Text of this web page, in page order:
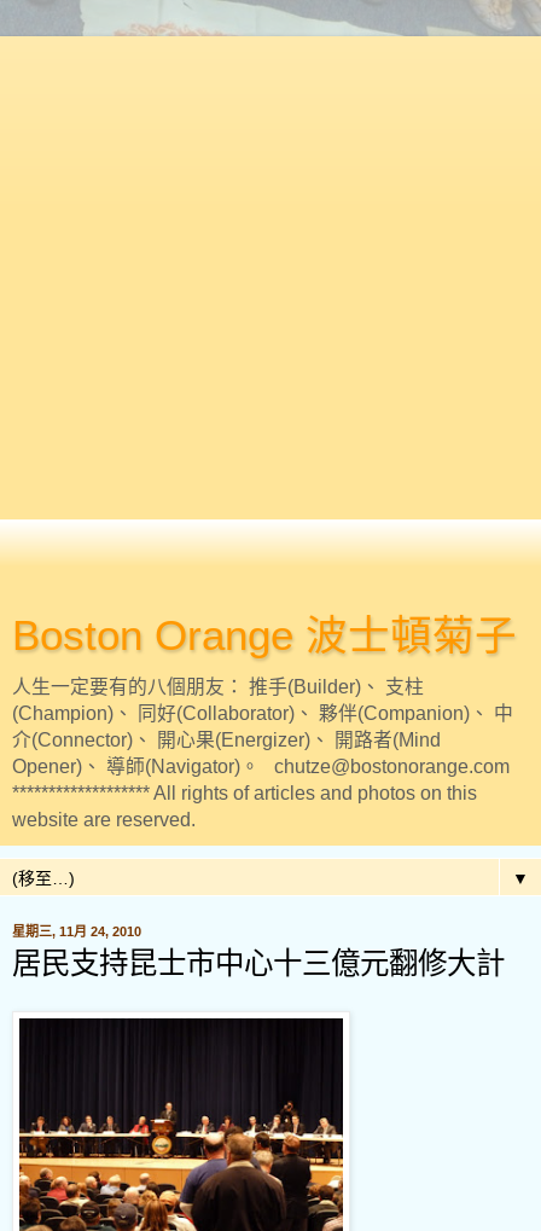
Boston Orange 波士頓菊子
人生一定要有的八個朋友： 推手(Builder)、 支柱
(Champion)、 同好(Collaborator)、 夥伴(Companion)、 中
介(Connector)、 開心果(Energizer)、 開路者(Mind
Opener)、 導師(Navigator)。 chutze@bostonorange.com
******************* All rights of articles and photos on this
website are reserved.
▼
星期三, 11月 24, 2010
居民支持昆士市中心十三億元翻修大計